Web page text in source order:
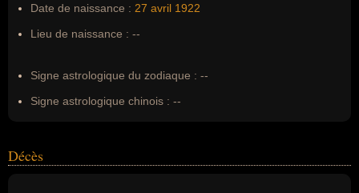
Date de naissance : 27 avril 1922
Lieu de naissance : --
Signe astrologique du zodiaque : --
Signe astrologique chinois : --
Décès